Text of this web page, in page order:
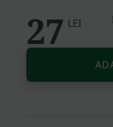
27 LEI
Cantitate
Raiului